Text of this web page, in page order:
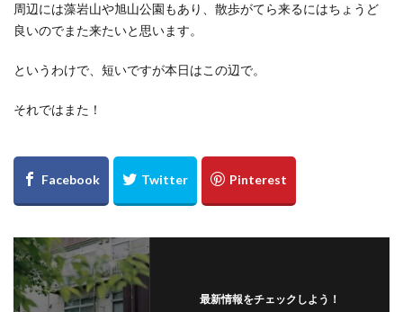
周辺には藻岩山や旭山公園もあり、散歩がてら来るにはちょうど
良いのでまた来たいと思います。
というわけで、短いですが本日はこの辺で。
それではまた！
最新情報をチェックしよう！